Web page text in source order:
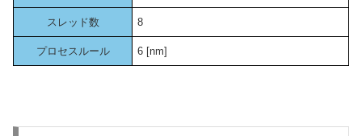
スレッド数 8
プロセスルール 6 [nm]